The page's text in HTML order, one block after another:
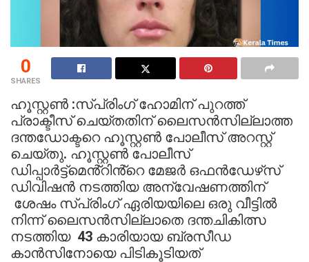
0
SHARES
ഹൂസ്റ്റൺ :സ്പ്രിംഗ് ഹോമിന് പുറത്ത്
പ്രാക്ടീസ് ചെയ്തതിന് ലൈസൻസില്ലാത്ത
ദന്തഡോക്ടറെ ഹൂസ്റ്റൺ പോലീസ് അറസ്റ്റ്
ചെയ്തു. ഹൂസ്റ്റൺ പോലീസ്
ഡിപ്പാർട്ട്‌മെൻ്റിൻ്റെ മേജർ ഒഫൻഡേഴ്‌സ്
ഡിവിഷൻ നടത്തിയ അന്വേഷണത്തിന്
ശേഷം സ്‌പ്രിംഗ് ഏരിയയിലെ ഒരു വീട്ടിൽ
നിന്ന് ലൈസൻസില്ലാതെ ദന്തചികിത്സ
നടത്തിയ 43 കാരിയായ ബ്രസീഡ
കാൻസിനോയെ പിടികൂടിയത്